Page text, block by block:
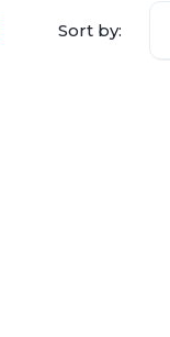
Sort by: